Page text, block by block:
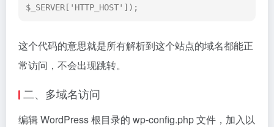
$_SERVER['HTTP_HOST']);
这个代码的意思就是所有解析到这个站点的域名都能正
常访问，不会出现跳转。
二、多域名访问
编辑 WordPress 根目录的 wp-config.php 文件，加入以